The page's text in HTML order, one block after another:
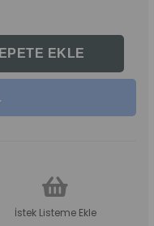
İstek Listeme Ekle